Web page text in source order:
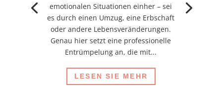
emotionalen Situationen einher – sei
es durch einen Umzug, eine Erbschaft
oder andere Lebensveränderungen.
Genau hier setzt eine professionelle
Entrümpelung an, die mit...
LESEN SIE MEHR